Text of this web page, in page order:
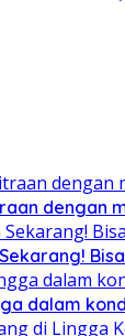
dengan
dalam